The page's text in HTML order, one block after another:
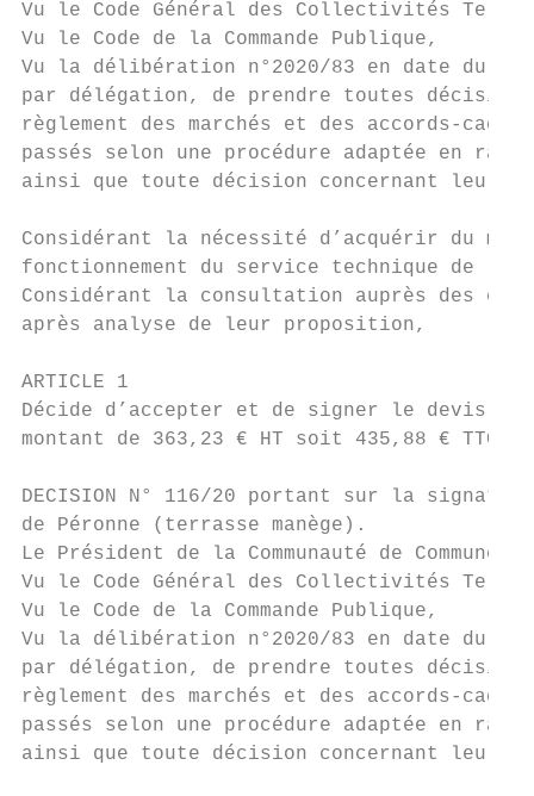
Vu le Code Général des Collectivités
Vu le Code de la Commande Publique,
Vu la délibération n°2020/83 en date du
par délégation, de prendre toutes
règlement des marchés et des accords-
passés selon une procédure adaptée en
ainsi que toute décision concernant leurs
Considérant la nécessité d’acquérir du
fonctionnement du service technique de la
Considérant la consultation auprès des
après analyse de leur proposition,
ARTICLE 1
Décide d’accepter et de signer le devis n°
montant de 363,23 € HT soit 435,88 € TTC
DECISION N° 116/20 portant sur la
de Péronne (terrasse manège).
Le Président de la Communauté de Communes
Vu le Code Général des Collectivités
Vu le Code de la Commande Publique,
Vu la délibération n°2020/83 en date du
par délégation, de prendre toutes
règlement des marchés et des accords-
passés selon une procédure adaptée en
ainsi que toute décision concernant leurs